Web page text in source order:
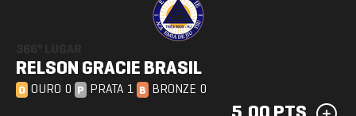
RELSON GRACIE BRASIL
O OURO 0 P PRATA 1 B BRONZE 0